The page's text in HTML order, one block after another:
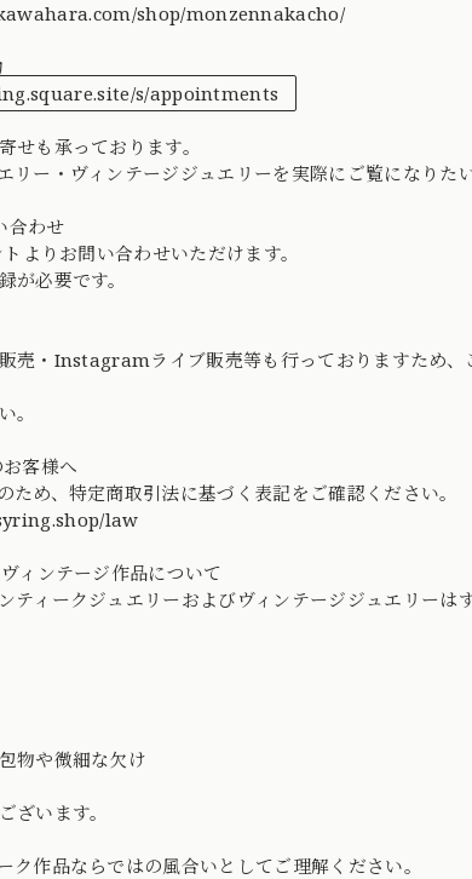
shop/monzennakacho/
s/appointments
せも承っております。
リー・ヴィンテージジュエリーを実際にご覧になりた
合わせ
よりお問い合わせいただけます。
が必要です。
売・Instagramライブ販売等も行っておりますため
。
客様へ
ため、特定商取引法に基づく表記をご確認ください。
law
ィンテージ作品について
ティークジュエリーおよびヴィンテージジュエリーは
物や微細な欠け
ざいます。
ク作品ならではの風合いとしてご理解ください。